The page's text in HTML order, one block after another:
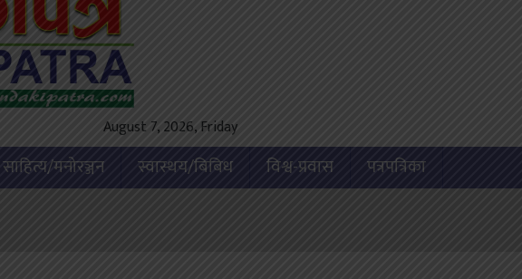
August 7, 2026, Friday
साहित्य/मनोरञ्जन स्वास्थय/बिबिध विश्व-प्रवास पत्रपत्रिका